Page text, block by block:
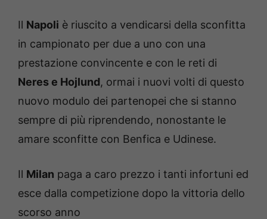
Il Napoli è riuscito a vendicarsi della sconfitta
in campionato per due a uno con una
prestazione convincente e con le reti di
Neres e Hojlund, ormai i nuovi volti di questo
nuovo modulo dei partenopei che si stanno
sempre di più riprendendo, nonostante le
amare sconfitte con Benfica e Udinese.
Il Milan paga a caro prezzo i tanti infortuni ed
esce dalla competizione dopo la vittoria dello
scorso anno